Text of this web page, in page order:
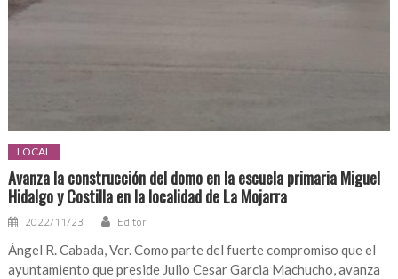
LOCAL
Avanza la construcción del domo en la escuela primaria Miguel
Hidalgo y Costilla en la localidad de La Mojarra
2022/11/23 Editor
Ángel R. Cabada, Ver. Como parte del fuerte compromiso que el
ayuntamiento que preside Julio Cesar Garcia Machucho, avanza